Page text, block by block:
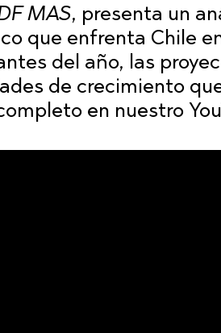
MAS, presenta un
que enfrenta Chile
del año, las
de crecimiento
en nuestro